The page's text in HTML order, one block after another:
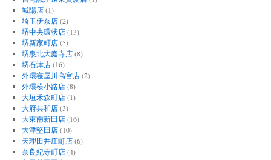
城陽店(1)
埼玉伊奈店(2)
堺中央環状店(13)
堺新家町店(5)
堺泉北大庭寺店(8)
堺石津店(16)
外環寝屋川高宮店(2)
外環横小路店(8)
大垣禾森町店(1)
大府共和店(3)
大東南新田店(16)
大津堅田店(10)
天理田井庄町店(6)
奈良紀寺町店(4)